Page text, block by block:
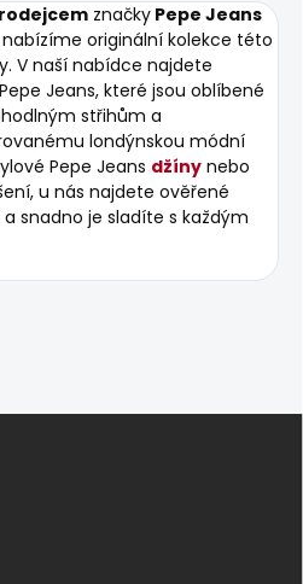
značky Pepe Jeans
originální kolekce této
V naší nabídce najdete
Jeans, které jsou oblíbené
střihům a
londýnskou módní
Pepe Jeans džíny nebo
u nás najdete ověřené
snadno je sladíte s každým